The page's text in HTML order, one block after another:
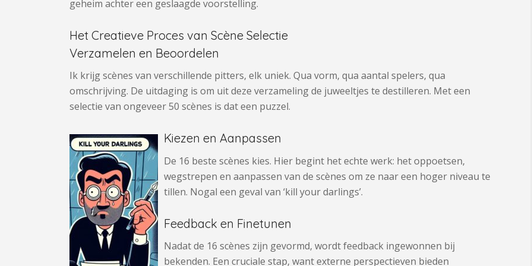
geheim achter een geslaagde voorstelling.
Het Creatieve Proces van Scène Selectie
Verzamelen en Beoordelen
Ik krijg scènes van verschillende pitters, elk uniek. Qua vorm, qua aantal spelers, qua
omschrijving. De uitdaging is om uit deze verzameling de juweeltjes te destilleren. Met een
selectie van ongeveer 50 scènes is dat een puzzel.
Kiezen en Aanpassen
De 16 beste scènes kies. Hier begint het echte werk: het oppoetsen,
wegstrepen en aanpassen van de scènes om ze naar een hoger niveau te
tillen. Nogal een geval van ‘kill your darlings’.
Feedback en Finetunen
Nadat de 16 scènes zijn gevormd, wordt feedback ingewonnen bij
bekenden. Een cruciale stap, want externe perspectieven bieden